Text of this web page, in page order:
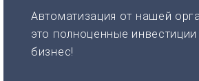
Автоматизация от нашей
это полноценные
бизнес!